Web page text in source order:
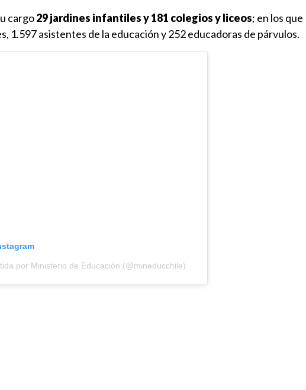
cargo29 jardines infantiles y 181 colegios y liceos; en los que
1.597 asistentes de la educación y 252 educadoras de párvulos.
por Ministerio de Educación (@mineducchile)